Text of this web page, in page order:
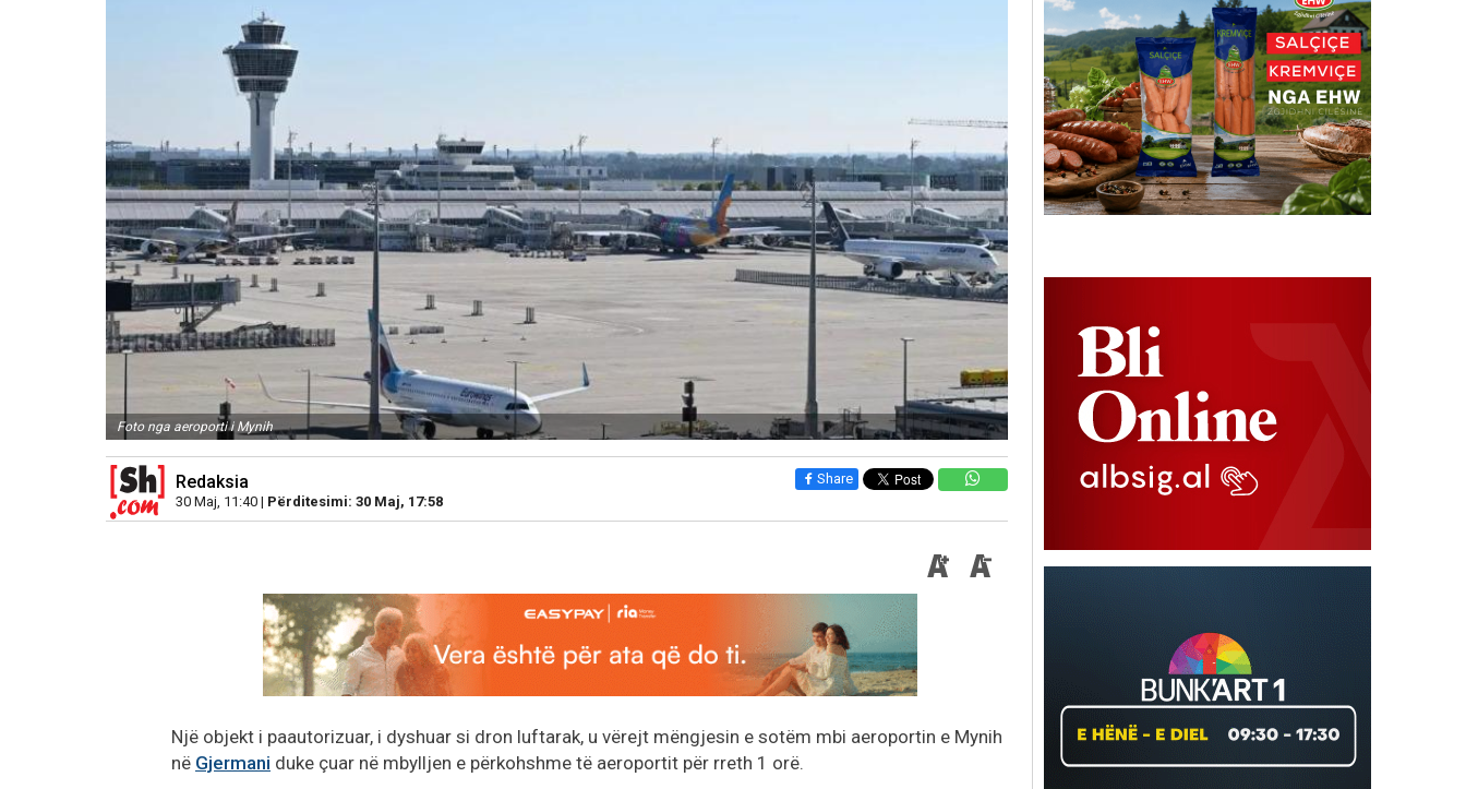
Foto nga aeroporti i Mynih
Redaksia
30 Maj, 11:40 | Përditesimi: 30 Maj, 17:58
Share
Një objekt i paautorizuar, i dyshuar si dron luftarak, u vërejt mëngjesin e sotëm mbi aeroportin e Mynih
në Gjermani duke çuar në mbylljen e përkohshme të aeroportit për rreth 1 orë.